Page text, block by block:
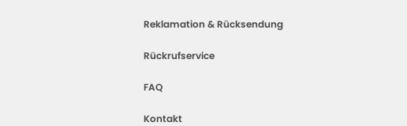
Reklamation & Rücksendung
Rückrufservice
FAQ
Kontakt